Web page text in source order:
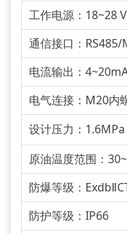
工作电源：18~28
通信接口：RS485/
电流输出：
电气连接：M20内
设计压力：1.6MPa
原油温度范围：
防爆等级：
防护等级：IP66